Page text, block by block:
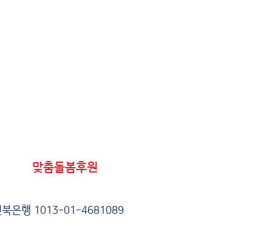
맞춤돌봄후원
북은행 1013-01-4681089